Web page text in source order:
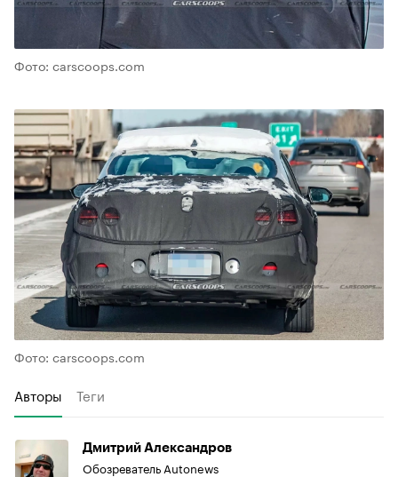
Фото: carscoops.com
Фото: carscoops.com
Авторы Теги
Дмитрий Александров
Обозреватель Autonews